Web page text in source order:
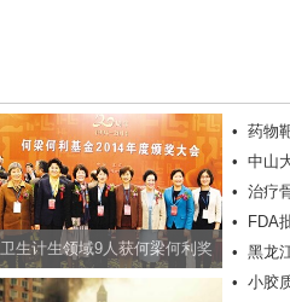
卫生计生领域9人获何梁何利奖
• 药物
• 中山
• 治疗
•
FDA
• 黑龙
• 小胶